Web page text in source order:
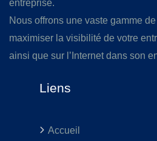
entreprise.
Nous offrons une vaste gamme
maximiser la visibilité de votre
ainsi que sur l’Internet dans son
Liens
Accueil